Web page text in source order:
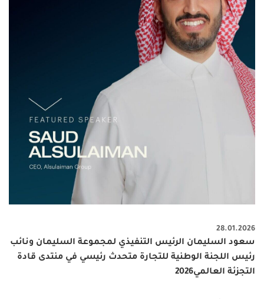
28.01.2026
سعود السليمان الرئيس التنفيذي لمجموعة السليمان ونائب
رئيس اللجنة الوطنية للتجارة متحدث رئيسي في منتدى قادة
التجزئة العالمي2026